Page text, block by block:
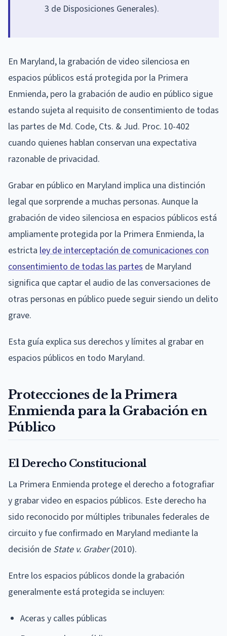
3 de Disposiciones Generales).
En Maryland, la grabación de video silenciosa en
espacios públicos está protegida por la Primera
Enmienda, pero la grabación de audio en público sigue
estando sujeta al requisito de consentimiento de todas
las partes de Md. Code, Cts. & Jud. Proc. 10-402
cuando quienes hablan conservan una expectativa
razonable de privacidad.
Grabar en público en Maryland implica una distinción
legal que sorprende a muchas personas. Aunque la
grabación de video silenciosa en espacios públicos está
ampliamente protegida por la Primera Enmienda, la
estricta ley de interceptación de comunicaciones con
consentimiento de todas las partes de Maryland
significa que captar el audio de las conversaciones de
otras personas en público puede seguir siendo un delito
grave.
Esta guía explica sus derechos y límites al grabar en
espacios públicos en todo Maryland.
Protecciones de la Primera
Enmienda para la Grabación en
Público
El Derecho Constitucional
La Primera Enmienda protege el derecho a fotografiar
y grabar video en espacios públicos. Este derecho ha
sido reconocido por múltiples tribunales federales de
circuito y fue confirmado en Maryland mediante la
decisión de State v. Graber(2010).
Entre los espacios públicos donde la grabación
generalmente está protegida se incluyen:
Aceras y calles públicas